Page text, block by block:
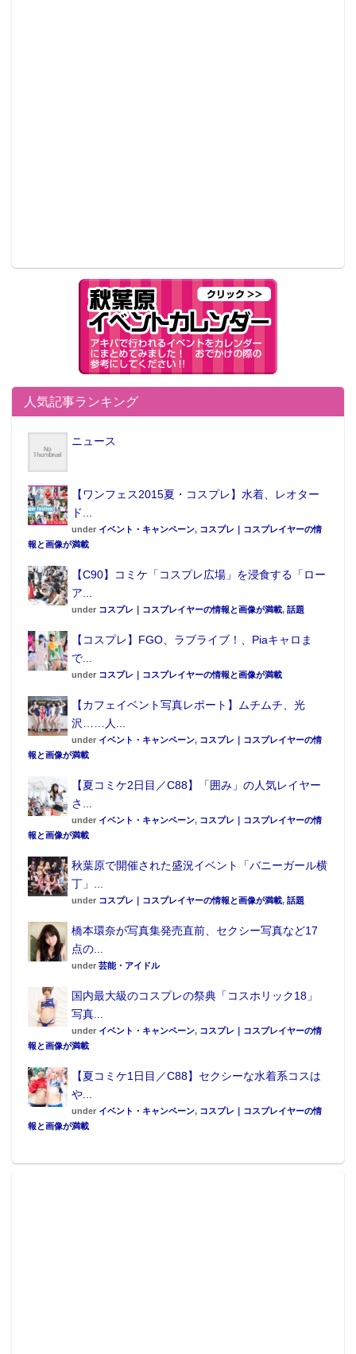
人気記事ランキング
ニュース
【ワンフェス2015夏・コスプレ】水着、レオター
ド...
under イベント・キャンペーン, コスプレ｜コスプレイヤーの情
報と画像が満載
【C90】コミケ「コスプレ広場」を浸食する「ロー
ア...
under コスプレ｜コスプレイヤーの情報と画像が満載, 話題
【コスプレ】FGO、ラブライブ！、Piaキャロま
で...
under コスプレ｜コスプレイヤーの情報と画像が満載
【カフェイベント写真レポート】ムチムチ、光
沢……人...
under イベント・キャンペーン, コスプレ｜コスプレイヤーの情
報と画像が満載
【夏コミケ2日目／C88】「囲み」の人気レイヤー
さ...
under イベント・キャンペーン, コスプレ｜コスプレイヤーの情
報と画像が満載
秋葉原で開催された盛況イベント「バニーガール横
丁」...
under コスプレ｜コスプレイヤーの情報と画像が満載, 話題
橋本環奈が写真集発売直前、セクシー写真など17
点の...
under 芸能・アイドル
国内最大級のコスプレの祭典「コスホリック18」
写真...
under イベント・キャンペーン, コスプレ｜コスプレイヤーの情
報と画像が満載
【夏コミケ1日目／C88】セクシーな水着系コスは
や...
under イベント・キャンペーン, コスプレ｜コスプレイヤーの情
報と画像が満載